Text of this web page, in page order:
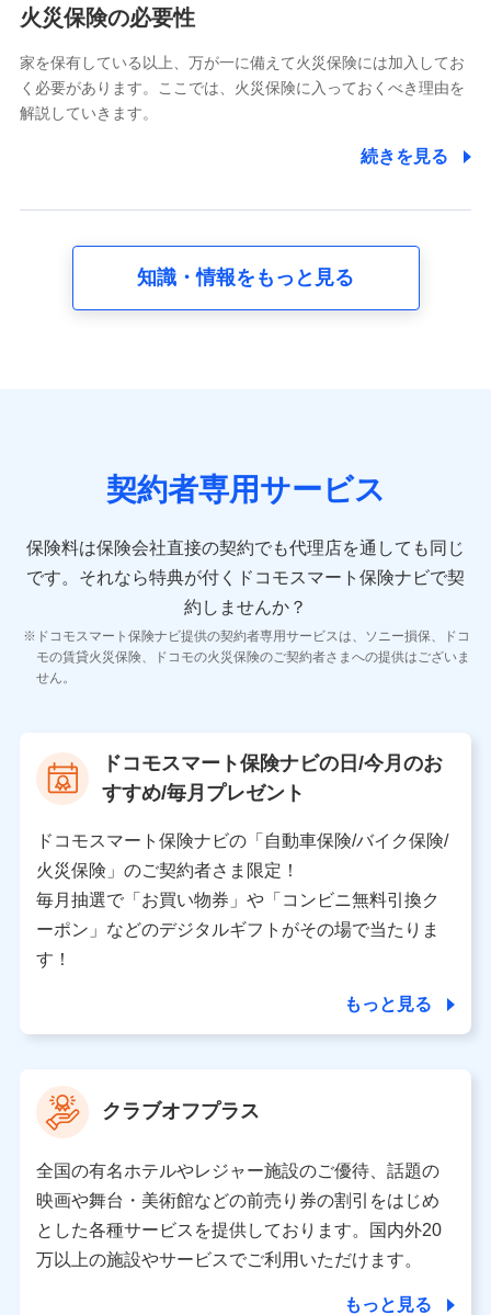
電話対応の品質向上およびお問合せ内容の正確な把握のため
6.採用応募者の個人情報
採用選考および入社手続を実施するため
8.取引先個人情報
取引先としての選定業務、営業情報の提供業務、契約締結手
10.受託業務の 個人情報
11.マイカー通勤管理クラウド並びに法人向けASPサー
ビスに関してのお問い合わせ情報
各種お問い合わせに対応するため
当社のサービスに関する情報提供や、皆様に有用なお知らせ
をお送りするため
当社の対応品質向上やお問い合わせ内容の正確な把握のため
個人情報保護管理者の職名、連絡先
〒103-0013 東京都中央区日本橋人形町2-14-10 アー
バンネット日本橋ビル 3F
株式会社ドコモ・インシュアランス
個人情報の第三者提供について
当社は利用目的の達成に必要な範囲内において個人情報
の取り扱いの全部または一部を委託する場合がありま
す。
個人データの共同利用
当社は株式会社NTTドコモとの間で、以下のとおり個
人データを共同利用します。
火災保険の必要性
家を保有している以上、万が一に備えて火災保険には加入してお
く必要があります。ここでは、火災保険に入っておくべき理由を
解説していきます。
続きを見る
知識・情報をもっと見る
契約者専用サービス
保険料は保険会社直接の契約でも代理店を通しても同じ
です。 それなら特典が付くドコモスマート保険ナビで契
約しませんか？
ドコモスマート保険ナビ提供の契約者専用サービスは、ソニー損保、ドコ
モの賃貸火災保険、ドコモの火災保険のご契約者さまへの提供はございま
せん。
ドコモスマート保険ナビの日/今月のお
すすめ/毎月プレゼント
ドコモスマート保険ナビの「自動車保険/バイク保険/
火災保険」のご契約者さま限定！
毎月抽選で「お買い物券」や「コンビニ無料引換ク
ーポン」などのデジタルギフトがその場で当たりま
す！
もっと見る
クラブオフプラス
全国の有名ホテルやレジャー施設のご優待、話題の
映画や舞台・美術館などの前売り券の割引をはじめ
とした各種サービスを提供しております。国内外20
万以上の施設やサービスでご利用いただけます。
もっと見る